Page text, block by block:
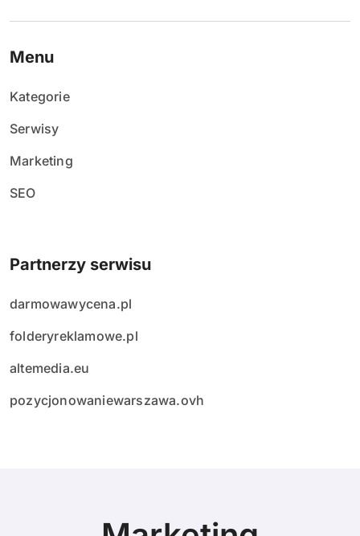
Menu
Kategorie
Serwisy
Marketing
SEO
Partnerzy serwisu
darmowawycena.pl
folderyreklamowe.pl
altemedia.eu
pozycjonowaniewarszawa.ovh